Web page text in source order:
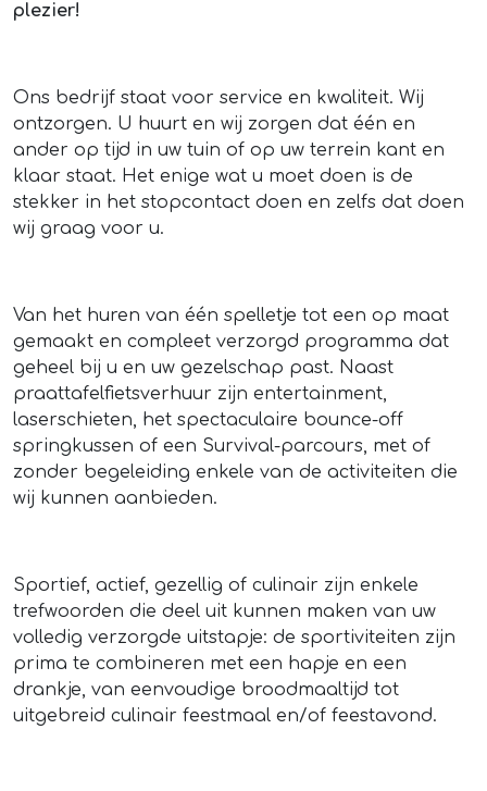
plezier!
Ons bedrijf staat voor service en kwaliteit. Wij
ontzorgen. U huurt en wij zorgen dat één en
ander op tijd in uw tuin of op uw terrein kant en
klaar staat. Het enige wat u moet doen is de
stekker in het stopcontact doen en zelfs dat doen
wij graag voor u.
Van het huren van één spelletje tot een op maat
gemaakt en compleet verzorgd programma dat
geheel bij u en uw gezelschap past. Naast
praattafelfietsverhuur zijn entertainment,
laserschieten, het spectaculaire bounce-off
springkussen of een Survival-parcours, met of
zonder begeleiding enkele van de activiteiten die
wij kunnen aanbieden.
Sportief, actief, gezellig of culinair zijn enkele
trefwoorden die deel uit kunnen maken van uw
volledig verzorgde uitstapje: de sportiviteiten zijn
prima te combineren met een hapje en een
drankje, van eenvoudige broodmaaltijd tot
uitgebreid culinair feestmaal en/of feestavond.